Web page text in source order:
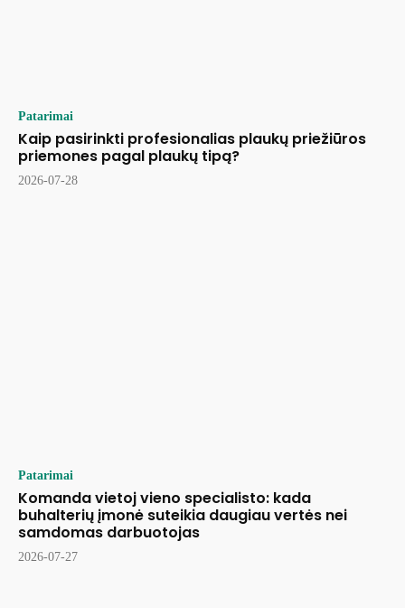
Patarimai
Kaip pasirinkti profesionalias plaukų priežiūros
priemones pagal plaukų tipą?
2026-07-28
Patarimai
Komanda vietoj vieno specialisto: kada
buhalterių įmonė suteikia daugiau vertės nei
samdomas darbuotojas
2026-07-27